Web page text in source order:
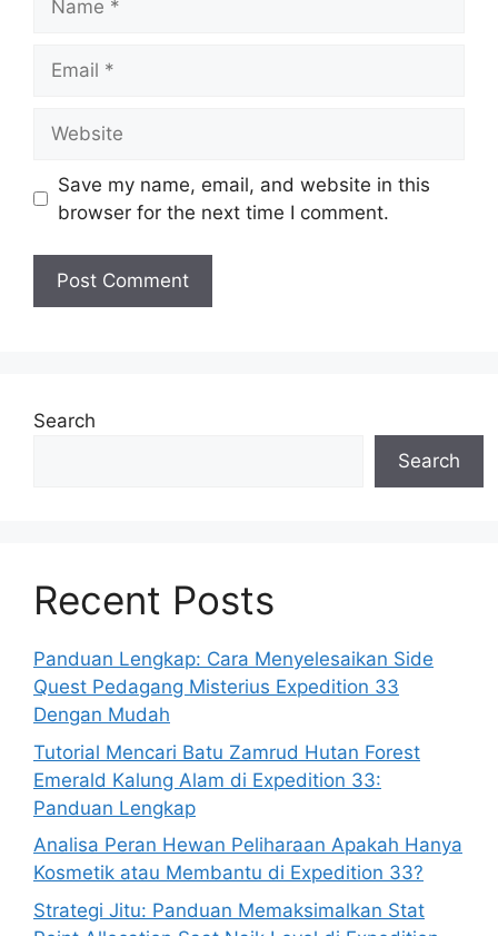
Save my name, email, and website in this
browser for the next time I comment.
Search
Search
Recent Posts
Panduan Lengkap: Cara Menyelesaikan Side
Quest Pedagang Misterius Expedition 33
Dengan Mudah
Tutorial Mencari Batu Zamrud Hutan Forest
Emerald Kalung Alam di Expedition 33:
Panduan Lengkap
Analisa Peran Hewan Peliharaan Apakah Hanya
Kosmetik atau Membantu di Expedition 33?
Strategi Jitu: Panduan Memaksimalkan Stat